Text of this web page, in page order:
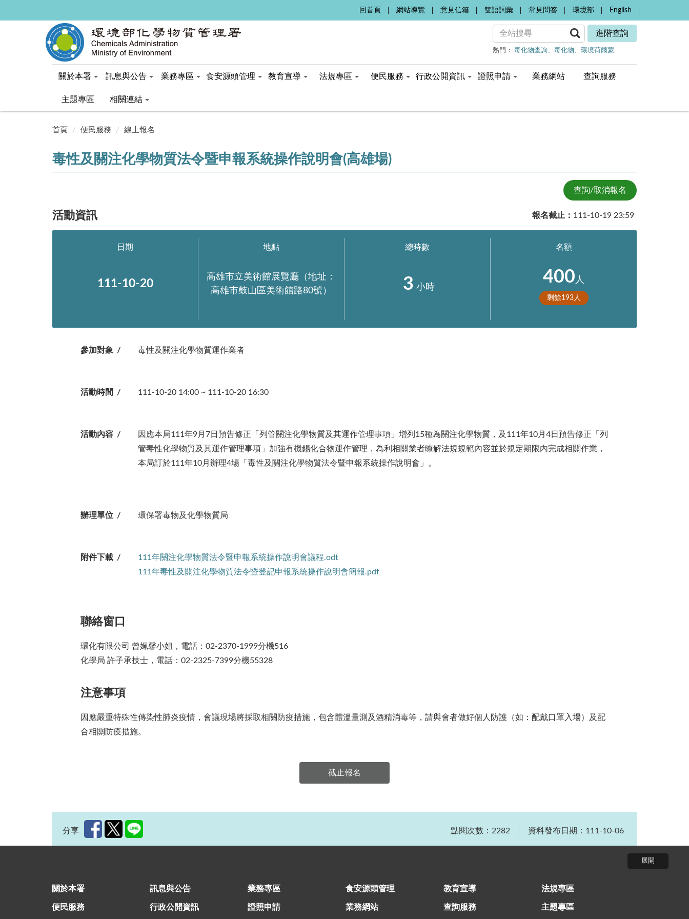
回首頁 網站導覽 意見信箱 雙語詞彙 常見問答 環境部 English
進階查詢
熱門： 毒化物查詢 毒化物 環境荷爾蒙
關於本署 訊息與公告 業務專區 食安源頭管理 教育宣導 法規專區 便民服務 行政公開資訊 證照申請 業務網站 查詢服務
主題專區 相關連結
首頁 便民服務 線上報名
毒性及關注化學物質法令暨申報系統操作說明會(高雄場)
查詢/取消報名
活動資訊 報名截止： 111-10-19 23:59
日期
111-10-20
地點
高雄市立美術館展覽廳（地址：
高雄市鼓山區美術館路80號）
總時數
3 小時
名額
400 人
剩餘193人
參加對象 毒性及關注化學物質運作業者
活動時間 111-10-20 14:00 ~ 111-10-20 16:30
活動內容
因應本局111年9月7日預告修正「列管關注化學物質及其運作管理事項」增列15種為關注化學物質，及111年10月4日預告修正「列
管毒性化學物質及其運作管理事項」加強有機錫化合物運作管理，為利相關業者瞭解法規規範內容並於規定期限內完成相關作業，
本局訂於111年10月辦理4場「毒性及關注化學物質法令暨申報系統操作說明會」。
辦理單位 環保署毒物及化學物質局
附件下載
111年關注化學物質法令暨申報系統操作說明會議程.odt
111年毒性及關注化學物質法令暨登記申報系統操作說明會簡報.pdf
聯絡窗口
環化有限公司 曾姵馨小姐，電話：02-2370-1999分機516
化學局 許子承技士，電話：02-2325-7399分機55328
注意事項
因應嚴重特殊性傳染性肺炎疫情，會議現場將採取相關防疫措施，包含體溫量測及酒精消毒等，請與會者做好個人防護（如：配戴口罩入場）及配
合相關防疫措施。
分享 點閱次數：2282 資料發布日期： 111-10-06
關於本署 訊息與公告 業務專區 食安源頭管理 教育宣導 法規專區
便民服務 行政公開資訊 證照申請 業務網站 查詢服務 主題專區